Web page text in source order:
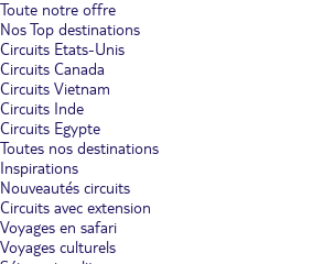
Toute notre offre
Nos Top destinations
Circuits Etats-Unis
Circuits Canada
Circuits Vietnam
Circuits Inde
Circuits Egypte
Toutes nos destinations
Inspirations
Nouveautés circuits
Circuits avec extension
Voyages en safari
Voyages culturels